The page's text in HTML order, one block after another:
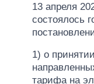
13 апреля
состоялось
1) о
тарифа на